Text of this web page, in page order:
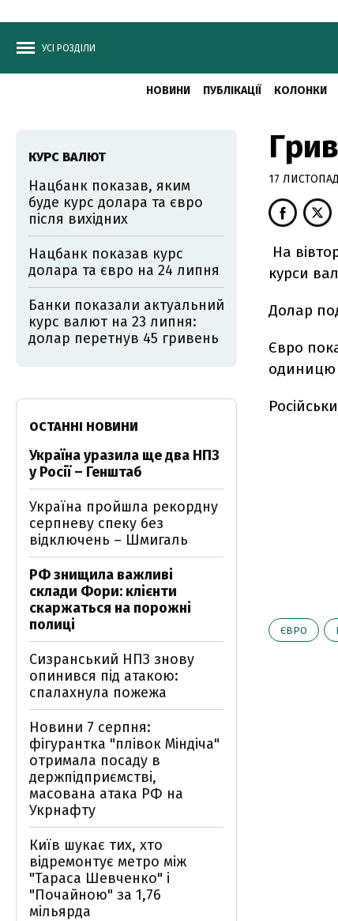
УСІ РОЗДІЛИ
НОВИНИ ПУБЛІКАЦІЇ КОЛОНКИ
17
На
курси
Долар
Євро
одиницю
ЄВРО
КУРС ВАЛЮТ
Нацбанк показав, яким
буде курс долара та євро
після вихідних
Нацбанк показав курс
долара та євро на 24 липня
Банки показали актуальний
курс валют на 23 липня:
долар перетнув 45 гривень
ОСТАННІ НОВИНИ
Україна уразила ще два НПЗ
у Росії – Генштаб
Україна пройшла рекордну
серпневу спеку без
відключень – Шмигаль
РФ знищила важливі
склади Фори: клієнти
скаржаться на порожні
полиці
Сизранський НПЗ знову
опинився під атакою:
спалахнула пожежа
Новини 7 серпня:
фігурантка "плівок Міндіча"
отримала посаду в
держпідприємстві,
масована атака РФ на
Укрнафту
Київ шукає тих, хто
відремонтує метро між
"Тараса Шевченко" і
"Почайною" за 1,76
мільярда